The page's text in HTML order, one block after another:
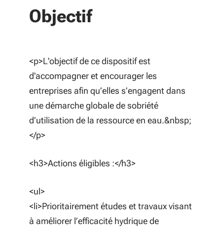
Objectif
<p>L'objectif de ce dispositif est
d'accompagner et encourager les
entreprises afin qu’elles s’engagent dans
une démarche globale de sobriété
d’utilisation de la ressource en eau.&nbsp;
</p>
<h3>Actions éligibles :</h3>
<ul>
<li>Prioritairement études et travaux visant
à améliorer l’efficacité hydrique de